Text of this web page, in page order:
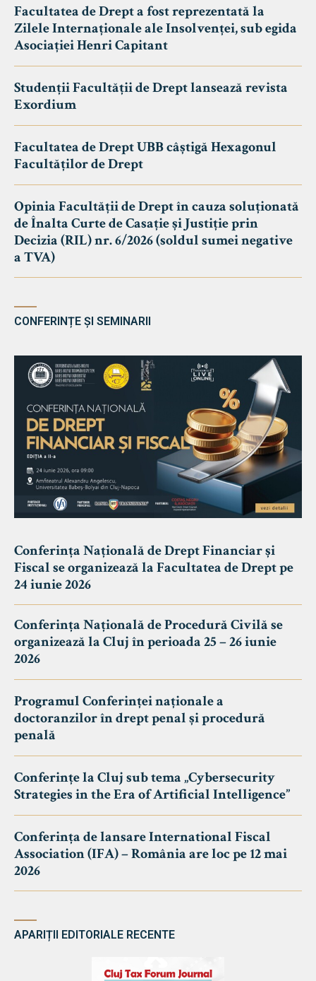
Facultatea de Drept a fost reprezentată la
Zilele Internaționale ale Insolvenței, sub egida
Asociației Henri Capitant
Studenții Facultății de Drept lansează revista
Exordium
Facultatea de Drept UBB câștigă Hexagonul
Facultăților de Drept
Opinia Facultății de Drept în cauza soluționată
de Înalta Curte de Casație și Justiție prin
Decizia (RIL) nr. 6/2026 (soldul sumei negative
a TVA)
CONFERINȚE ȘI SEMINARII
Conferința Națională de Drept Financiar și
Fiscal se organizează la Facultatea de Drept pe
24 iunie 2026
Conferința Națională de Procedură Civilă se
organizează la Cluj în perioada 25 – 26 iunie
2026
Programul Conferinței naționale a
doctoranzilor în drept penal și procedură
penală
Conferințe la Cluj sub tema „Cybersecurity
Strategies in the Era of Artificial Intelligence”
Conferința de lansare International Fiscal
Association (IFA) – România are loc pe 12 mai
2026
APARIȚII EDITORIALE RECENTE